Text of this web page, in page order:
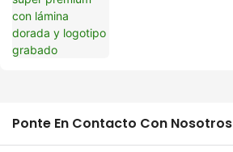
Ponte En Contacto Con Nosotros